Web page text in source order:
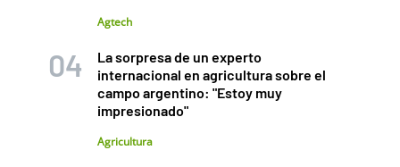
Agtech
La sorpresa de un experto
internacional en agricultura sobre el
campo argentino: "Estoy muy
impresionado"
Agricultura